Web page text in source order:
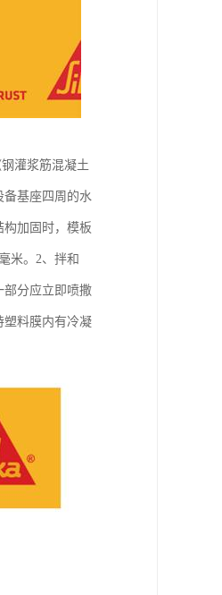
灌浆筋混凝土
备基座四周的水
构加固时，模板
米。2、拌和
部分应立即喷撒
塑料膜内有冷凝